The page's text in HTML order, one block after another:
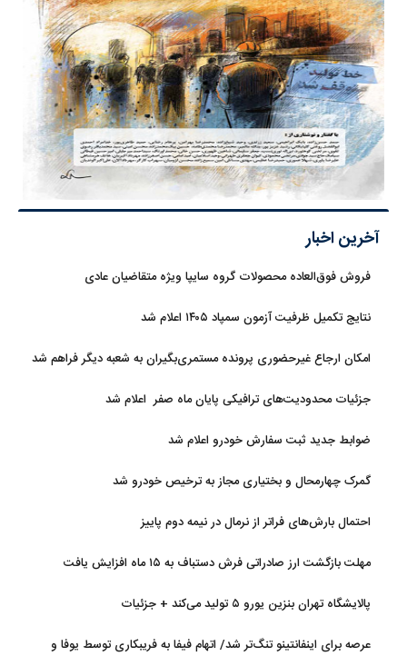
آخرین اخبار
فروش فوق‌العاده محصولات گروه سایپا ویژه متقاضیان عادی
نتایج تکمیل ظرفیت آزمون سمپاد ۱۴۰۵ اعلام شد
امکان ارجاع غیرحضوری پرونده مستمری‌بگیران به شعبه دیگر فراهم شد
جزئیات محدودیت‌های ترافیکی پایان ماه صفر اعلام شد
ضوابط جدید ثبت سفارش خودرو اعلام شد
گمرک چهارمحال و بختیاری مجاز به ترخیص خودرو شد
احتمال بارش‌های فراتر از نرمال در نیمه دوم پاییز
مهلت بازگشت ارز صادراتی فرش دستباف به ۱۵ ماه افزایش یافت
پالایشگاه تهران بنزین یورو ۵ تولید می‌کند + جزئیات
عرصه برای اینفانتینو تنگ‌تر شد/ اتهام فیفا به فریبکاری توسط یوفا و